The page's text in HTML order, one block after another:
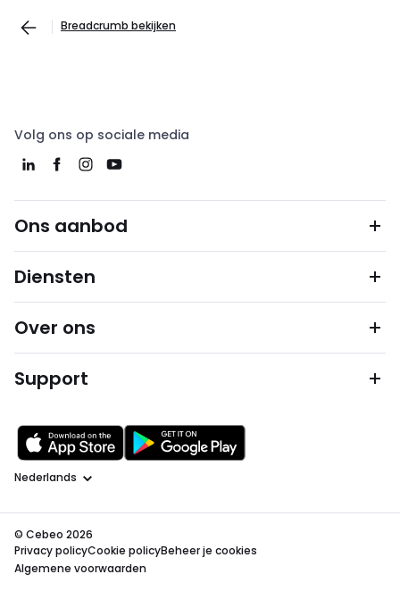
Breadcrumb bekijken
Volg ons op sociale media
Ons aanbod
Diensten
Over ons
Support
Taal
© Cebeo 2026
Privacy policyCookie policyBeheer je cookies
Algemene voorwaarden